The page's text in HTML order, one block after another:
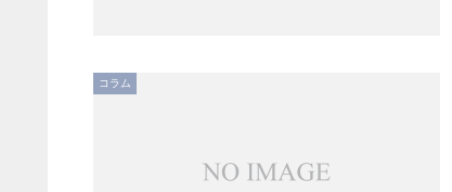
コラム